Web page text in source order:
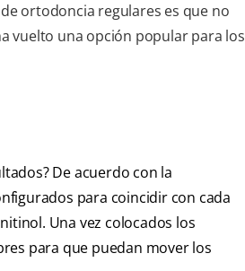
ortodoncia regulares es que no
vuelto una opción popular para los
De acuerdo con la
para coincidir con cada
Una vez colocados los
para que puedan mover los